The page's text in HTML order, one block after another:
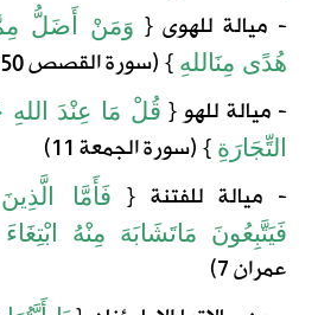
- ميالة للهوى { وَمَنْ أَضَلُّ
هُدًى مِنَاللهِ } (سورةالقصص
- ميالة للهو{ قُلْ مَا عِنْدَ اللهِ
التِّجَارَةِ } (سورةالجمعة
- ميالة للفتنة { فَأَمَّا الَّذِينَ
فَيَتَّبِعُونَ مَاتَشَابَهَ مِنْهُ ابْتِغَاءَ
عمران